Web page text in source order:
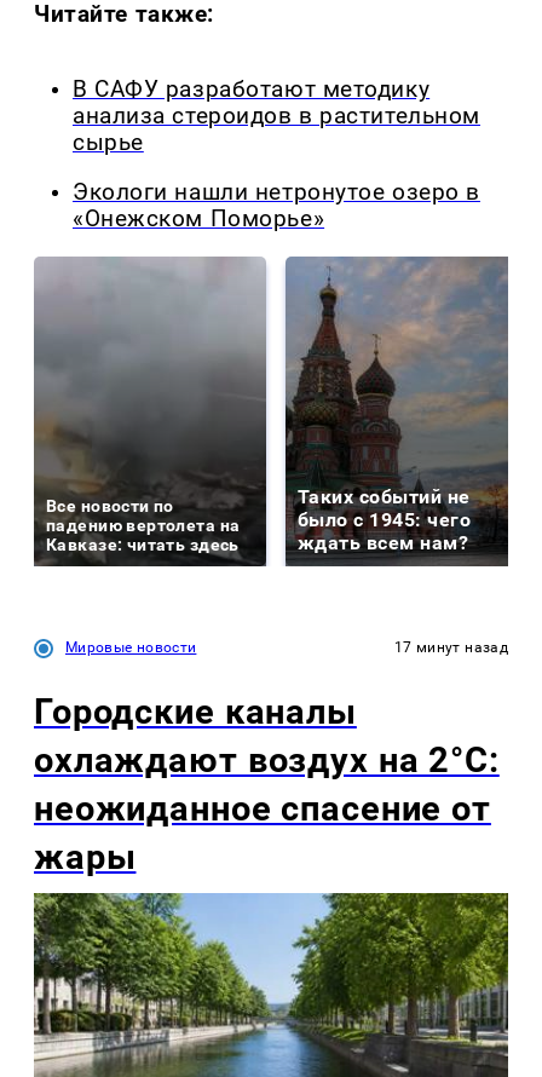
Читайте также:
В САФУ разработают методику
анализа стероидов в растительном
сырье
Экологи нашли нетронутое озеро в
«Онежском Поморье»
Все новости по
падению вертолета на
Кавказе: читать здесь
Таких событий не
было с 1945: чего
ждать всем нам?
Мировые новости 17 минут назад
Городские каналы
охлаждают воздух на 2°C:
неожиданное спасение от
жары